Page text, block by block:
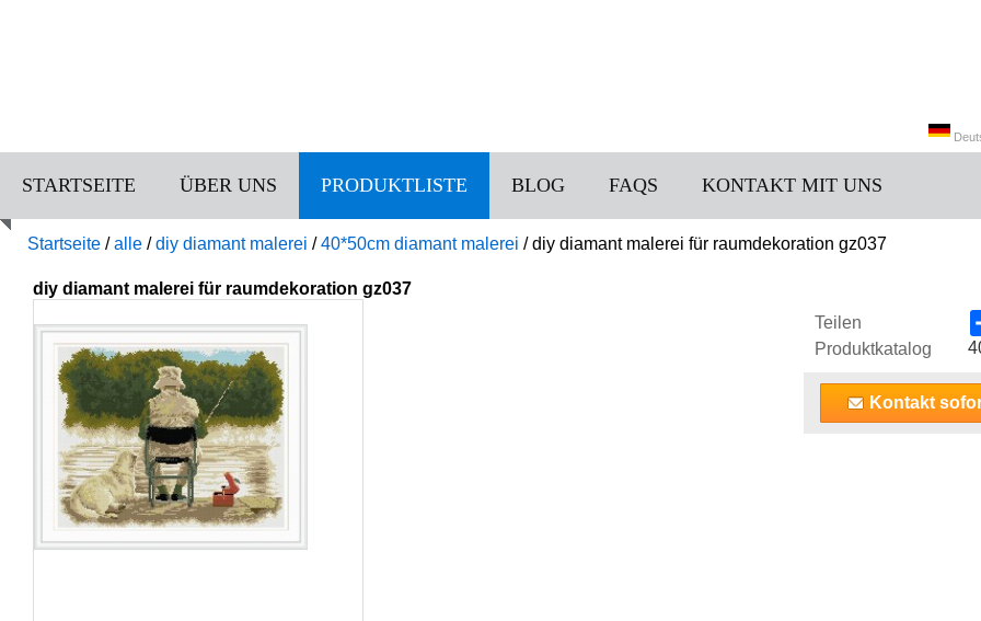
STARTSEITE ÜBER UNS PRODUKTLISTE BLOG FAQS KONTAKT MIT UNS
Startseite /alle /diy diamant malerei /40*50cm diamant malerei /diy diamant malerei für raumdekoration gz037
diy diamant malerei für raumdekoration gz037
Teilen
Produktkatalog
Kontakt